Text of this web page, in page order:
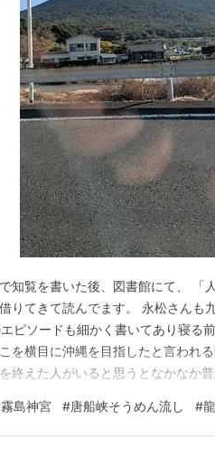
知覧を書いた後、図書館にて、 「
りてきて読んでます。 永松さんも
ピソードも細かく書いてあり寝る
を横目に沖縄を目指したと言われ
終えた人がいると思うとなかなか
呂予定だったので知覧からの道中
す。 何やら有名みたいで。 14時
霧島神宮 #唐船峡そうめん流し #